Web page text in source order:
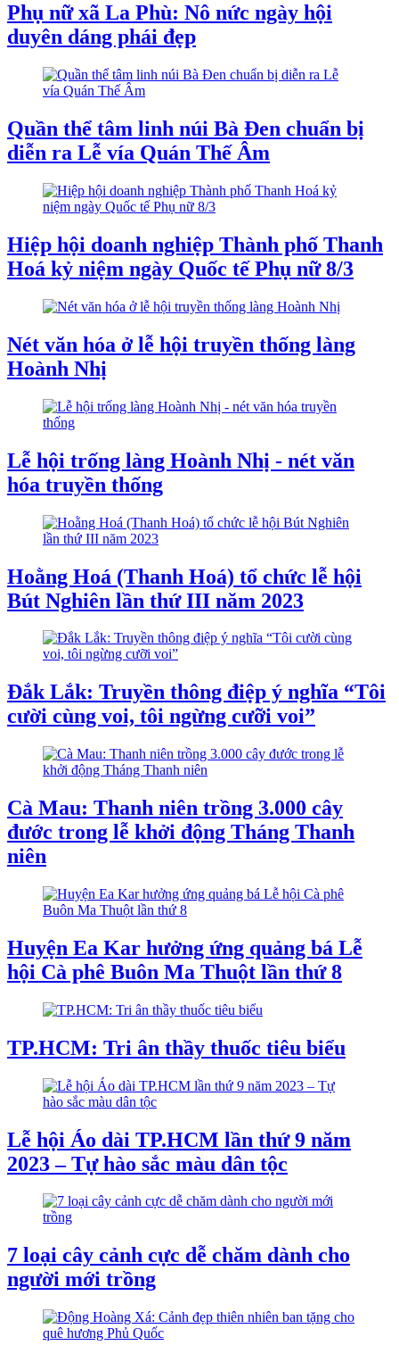
Phụ nữ xã La Phù: Nô nức ngày hội
duyên dáng phái đẹp
Quần thể tâm linh núi Bà Đen chuẩn bị
diễn ra Lễ vía Quán Thế Âm
Hiệp hội doanh nghiệp Thành phố Thanh
Hoá kỷ niệm ngày Quốc tế Phụ nữ 8/3
Nét văn hóa ở lễ hội truyền thống làng
Hoành Nhị
Lễ hội trống làng Hoành Nhị - nét văn
hóa truyền thống
Hoằng Hoá (Thanh Hoá) tổ chức lễ hội
Bút Nghiên lần thứ III năm 2023
Đắk Lắk: Truyền thông điệp ý nghĩa “Tôi
cười cùng voi, tôi ngừng cưỡi voi”
Cà Mau: Thanh niên trồng 3.000 cây
đước trong lễ khởi động Tháng Thanh
niên
Huyện Ea Kar hưởng ứng quảng bá Lễ
hội Cà phê Buôn Ma Thuột lần thứ 8
TP.HCM: Tri ân thầy thuốc tiêu biểu
Lễ hội Áo dài TP.HCM lần thứ 9 năm
2023 – Tự hào sắc màu dân tộc
7 loại cây cảnh cực dễ chăm dành cho
người mới trồng